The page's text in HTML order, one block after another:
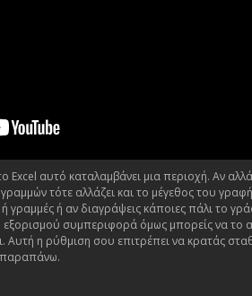
αυτό καταλαμβάνει μια περιοχή. Αν
τότε αλλάζει και το μέγεθος του
γραμμές ή αν διαγράψεις κάποιες πάλι το
εξορισμού συμπεριφορά όμως μπορείς να το
Αυτή η ρύθμιση σου επιτρέπει να κρατάς